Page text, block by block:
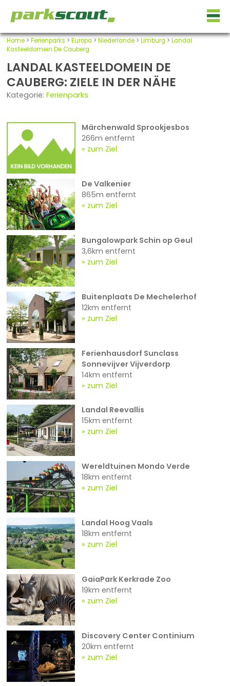
Home> Ferienparks > Europa > Niederlande> Limburg > Landal
Kasteeldomein De Cauberg
LANDAL KASTEELDOMEIN DE
CAUBERG: ZIELE IN DER NÄHE
Kategorie: Ferienparks
Märchenwald Sprookjesbos
266m entfernt
zum Ziel
De Valkenier
865m entfernt
zum Ziel
Bungalowpark Schin op Geul
3,6km entfernt
zum Ziel
Buitenplaats De Mechelerhof
12km entfernt
zum Ziel
Ferienhausdorf Sunclass
Sonnevijver Vijverdorp
14km entfernt
zum Ziel
Landal Reevallis
15km entfernt
zum Ziel
Wereldtuinen Mondo Verde
18km entfernt
zum Ziel
Landal Hoog Vaals
18km entfernt
zum Ziel
GaiaPark Kerkrade Zoo
19km entfernt
zum Ziel
Discovery Center Continium
20km entfernt
zum Ziel